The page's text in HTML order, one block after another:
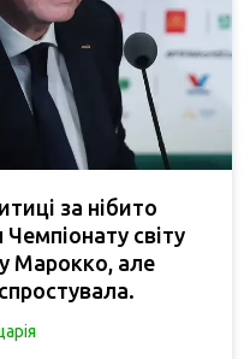
за нібито
світу
Марокко, але